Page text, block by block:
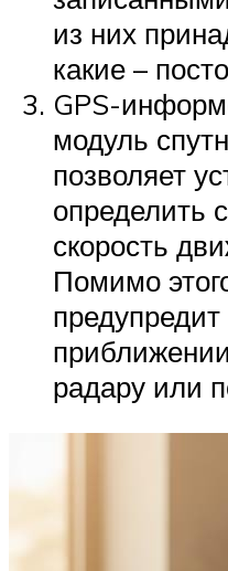
из них
какие –
GPS-
модуль
позволяет
определить
скорость
Помимо
радару или